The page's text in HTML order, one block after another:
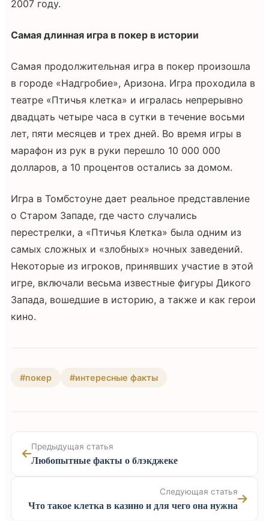
2007 году.
Самая длинная игра в покер в истории
Самая продолжительная игра в покер произошла
в городе «Надгробие», Аризона. Игра проходила в
театре «Птичья клетка» и игралась непрерывно
двадцать четыре часа в сутки в течение восьми
лет, пяти месяцев и трех дней. Во время игры в
марафон из рук в руки перешло 10 000 000
долларов, а 10 процентов остались за домом.
Игра в Томбстоуне дает реальное представление
о Старом Западе, где часто случались
перестрелки, а «Птичья Клетка» была одним из
самых сложных и «злобных» ночных заведений.
Некоторые из игроков, принявших участие в этой
игре, включали весьма известные фигуры Дикого
Запада, вошедшие в историю, а также и как герои
кино.
#покер #интересные факты
Предыдущая статья
Любопытные факты о блэкджеке
Следующая статья
Что такое клетка в казино и для чего она нужна